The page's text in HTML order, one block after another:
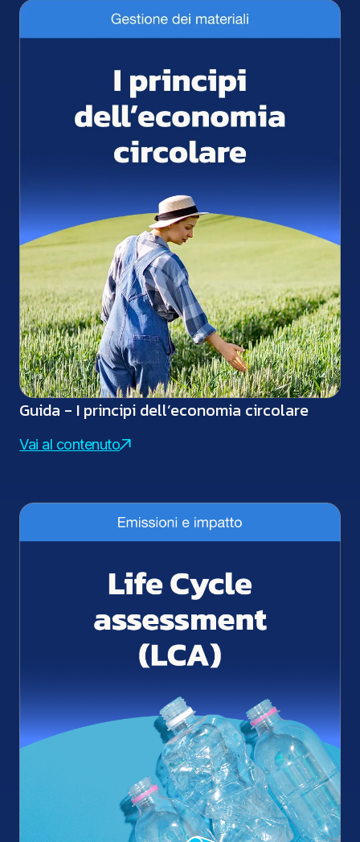
Guida - I principi dell’economia circolare
Vai al contenuto